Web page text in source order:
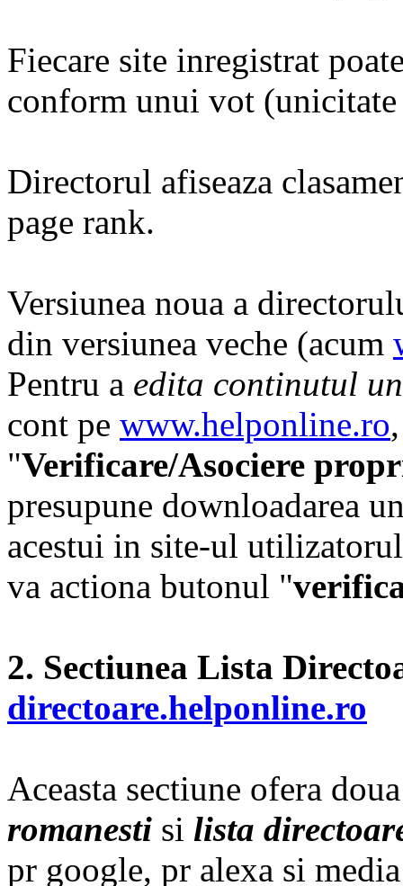
Fiecare site inregistrat
conform unui vot
Directorul afiseaza
page rank.
Versiunea noua a
din versiunea veche (acum
Pentru a edita continutul
cont pe www.helponline.ro
"Verificare/Asociere
presupune downloadarea
acestui in site-ul
va actiona butonul "
2. Sectiunea Lista
directoare.helponline.ro
Aceasta sectiune ofera
romanesti si lista
pr google, pr alexa si